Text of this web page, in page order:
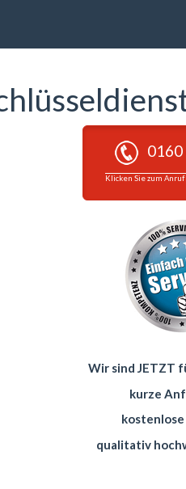
Klicken Sie zum
Wir sind JETZT
kurze
qualitativ